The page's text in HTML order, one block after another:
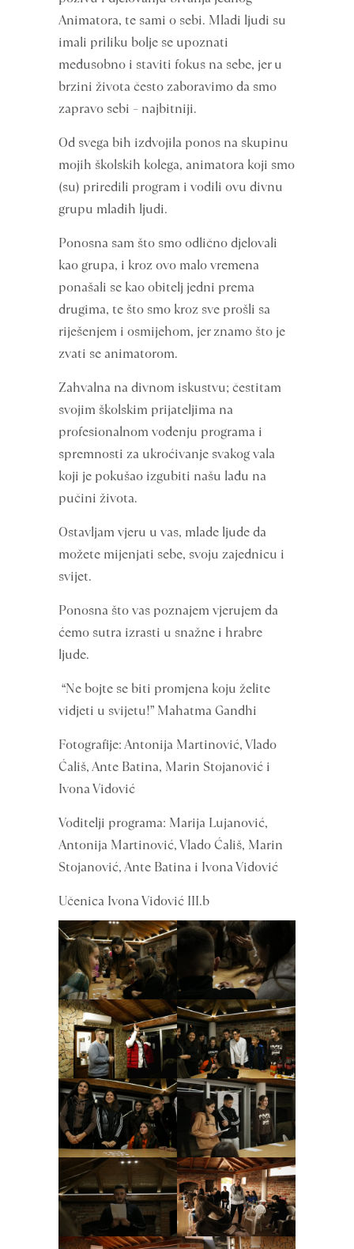
Animatora, te sami o sebi. Mladi ljudi su
imali priliku bolje se upoznati
međusobno i staviti fokus na sebe, jer u
brzini života često zaboravimo da smo
zapravo sebi – najbitniji.
Od svega bih izdvojila ponos na skupinu
mojih školskih kolega, animatora koji smo
(su) priredili program i vodili ovu divnu
grupu mladih ljudi.
Ponosna sam što smo odlično djelovali
kao grupa, i kroz ovo malo vremena
ponašali se kao obitelj jedni prema
drugima, te što smo kroz sve prošli sa
riješenjem i osmijehom, jer znamo što je
zvati se animatorom.
Zahvalna na divnom iskustvu; čestitam
svojim školskim prijateljima na
profesionalnom vođenju programa i
spremnosti za ukroćivanje svakog vala
koji je pokušao izgubiti našu lađu na
pučini života.
Ostavljam vjeru u vas, mlade ljude da
možete mijenjati sebe, svoju zajednicu i
svijet.
Ponosna što vas poznajem vjerujem da
ćemo sutra izrasti u snažne i hrabre
ljude.
“Ne bojte se biti promjena koju želite
vidjeti u svijetu!” Mahatma Gandhi
Fotografije: Antonija Martinović, Vlado
Ćališ, Ante Batina, Marin Stojanović i
Ivona Vidović
Voditelji programa: Marija Lujanović,
Antonija Martinović, Vlado Ćališ, Marin
Stojanović, Ante Batina i Ivona Vidović
Učenica Ivona Vidović III.b